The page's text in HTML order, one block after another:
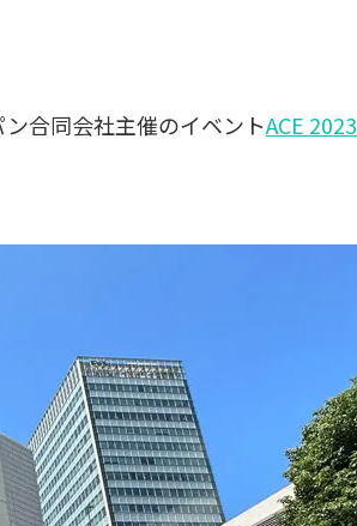
合同会社主催のイベントACE 2023